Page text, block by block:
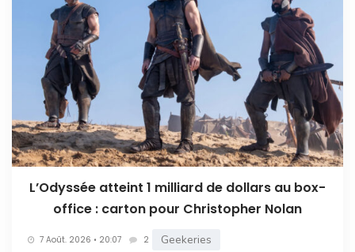
L’Odyssée atteint 1 milliard de dollars au box-
office : carton pour Christopher Nolan
7 Août. 2026 • 20:07 2 Geekeries